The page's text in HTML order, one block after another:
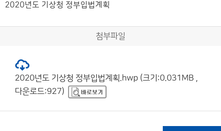
2020년도 기상청 정부입법계획
첨부파일
2020년도 기상청 정부입법계획.hwp (크기:0.031MB ,
다운로드:927)